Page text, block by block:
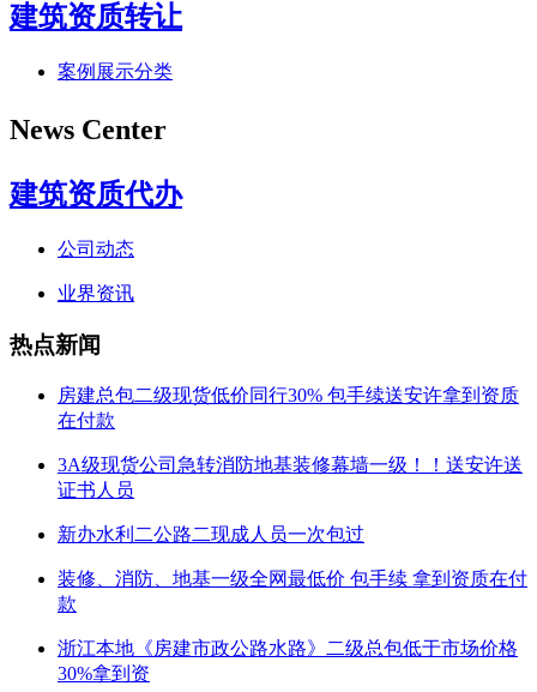
建筑资质转让
案例展示分类
News Center
建筑资质代办
公司动态
业界资讯
热点新闻
房建总包二级现货低价同行30% 包手续送安许拿到资质
在付款
3A级现货公司急转消防地基装修幕墙一级！！送安许送
证书人员
新办水利二公路二现成人员一次包过
装修、消防、地基一级全网最低价 包手续 拿到资质在付
款
浙江本地《房建市政公路水路》二级总包低于市场价格
30%拿到资